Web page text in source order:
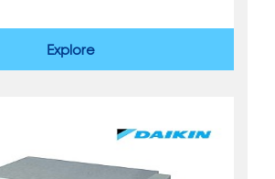
Explore